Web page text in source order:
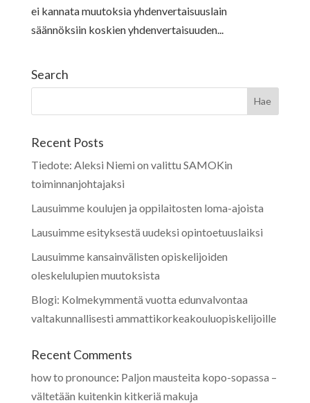
ei kannata muutoksia yhdenvertaisuuslain
säännöksiin koskien yhdenvertaisuuden...
Search
Recent Posts
Tiedote: Aleksi Niemi on valittu SAMOKin
toiminnanjohtajaksi
Lausuimme koulujen ja oppilaitosten loma-ajoista
Lausuimme esityksestä uudeksi opintoetuuslaiksi
Lausuimme kansainvälisten opiskelijoiden
oleskelulupien muutoksista
Blogi: Kolmekymmentä vuotta edunvalvontaa
valtakunnallisesti ammattikorkeakouluopiskelijoille
Recent Comments
how to pronounce: Paljon mausteita kopo-sopassa –
vältetään kuitenkin kitkeriä makuja